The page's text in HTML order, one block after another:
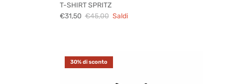
T-SHIRT SPRITZ
€31,50 €45,00 Saldi
30% di sconto